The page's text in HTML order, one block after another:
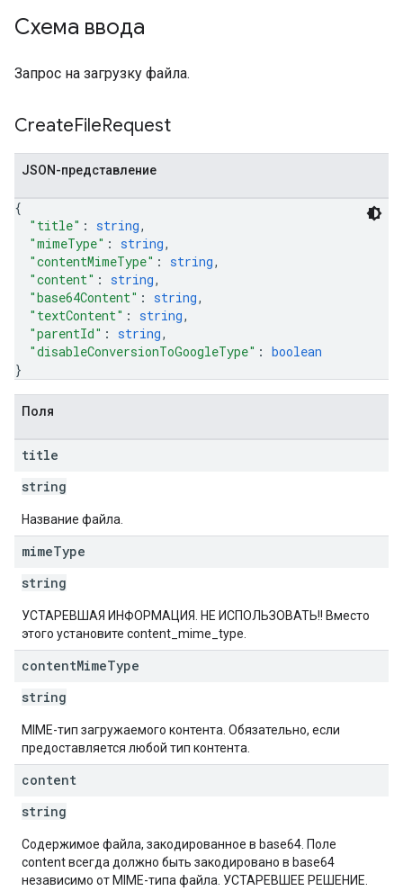
Схема ввода
Запрос на загрузку файла.
CreateFileRequest
JSON-представление
{
"title" : string,
"mimeType" : string,
"contentMimeType" : string,
"content" : string,
"base64Content" : string,
"textContent" : string,
"parentId" : string,
"disableConversionToGoogleType" : boolean
}
Поля
title
string
Название файла.
mimeType
string
УСТАРЕВШАЯ ИНФОРМАЦИЯ. НЕ ИСПОЛЬЗОВАТЬ!! Вместо
этого установите content_mime_type.
contentMimeType
string
MIME-тип загружаемого контента. Обязательно, если
предоставляется любой тип контента.
content
string
Содержимое файла, закодированное в base64. Поле
content всегда должно быть закодировано в base64
независимо от MIME-типа файла. УСТАРЕВШЕЕ РЕШЕНИЕ.